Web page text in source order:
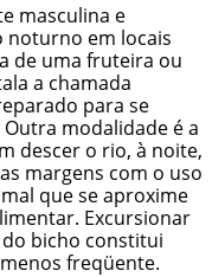
masculina e
noturno em locais
de uma fruteira ou
a chamada
para se
modalidade é a
descer o rio, à noite,
margens com o uso
que se aproxime
Excursionar
bicho constitui
freqüente.